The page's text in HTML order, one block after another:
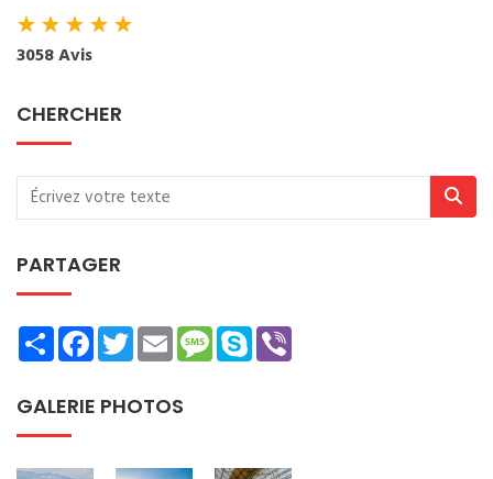
★★★★★
3058 Avis
CHERCHER
PARTAGER
ShareFacebookTwitterEmailMessage
Skype
GALERIE PHOTOS